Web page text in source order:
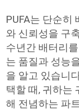
PUFA는 단순히
와 신뢰성을 구
수년간 배터리
는 품질과 성능
을 알고 있습니
택할 때, 귀하는
해 전념하는 파